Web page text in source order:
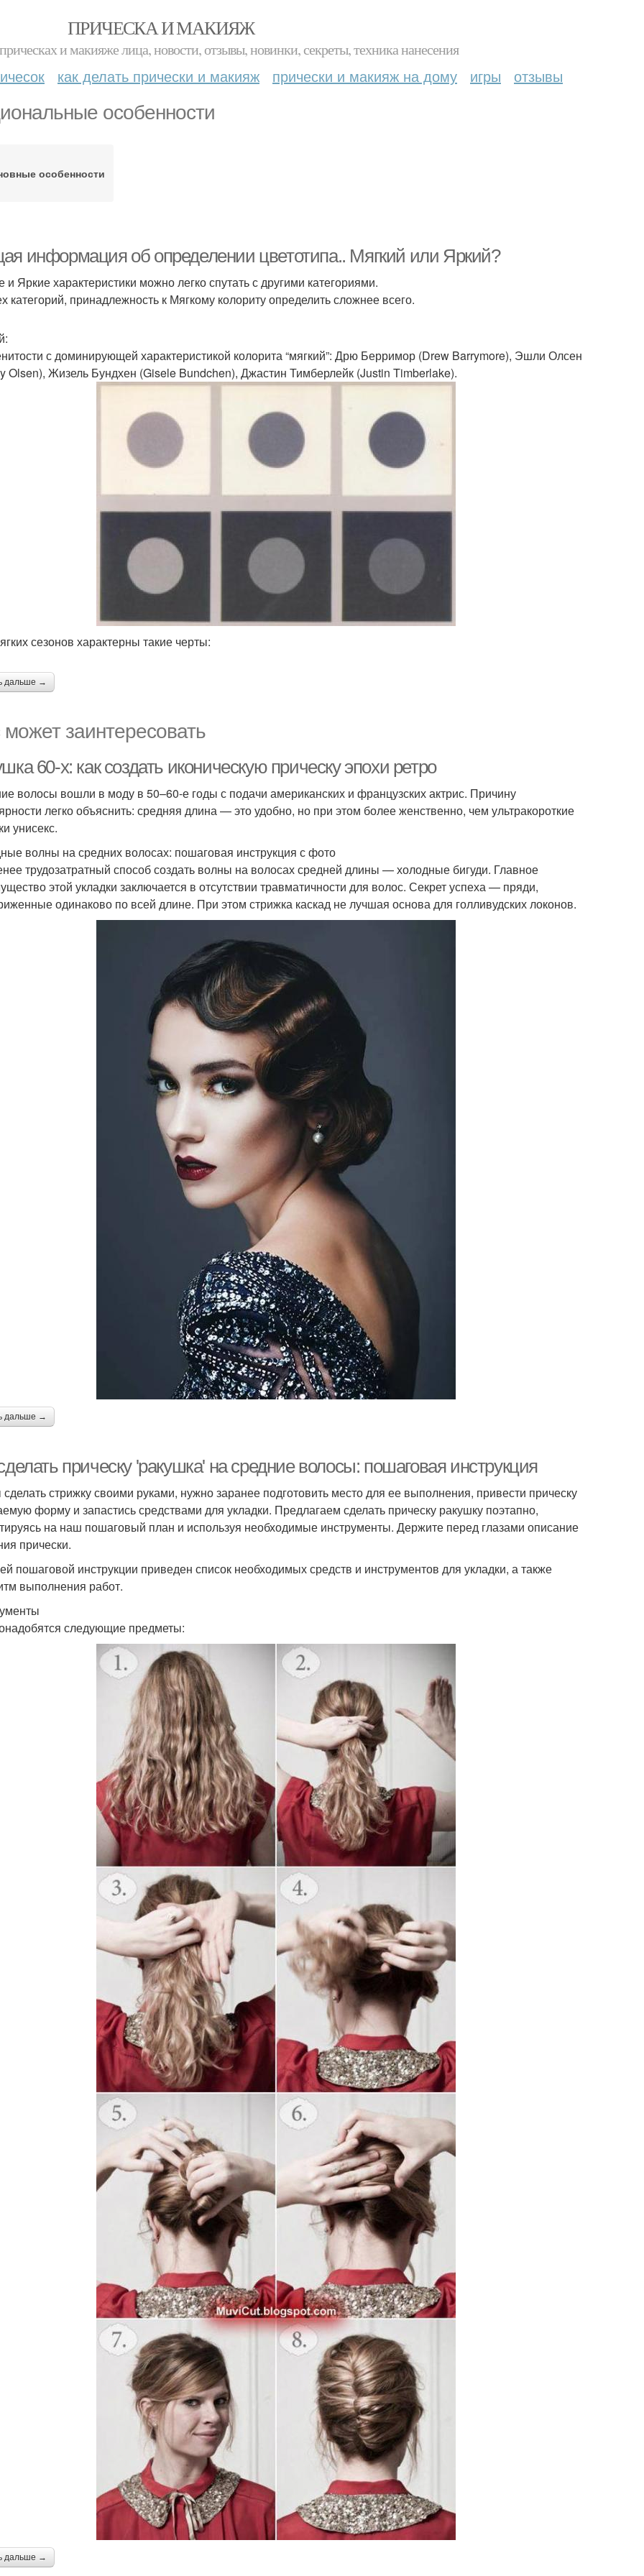
ПРИЧЕСКА И МАКИЯЖ
и макияже лица, новости, отзывы, новинки, секреты, техника нанесения
как делать прически и макияж прически и макияж на дому игры отзывы
особенности
особенности
информация об определении цветотипа.. Мягкий или Яркий?
и Яркие характеристики можно легко спутать с другими категориями.
категорий, принадлежность к Мягкому колориту определить сложнее всего.
с доминирующей характеристикой колорита “мягкий”: Дрю Берримор (Drew Barrymore), Эшли Олсен
Olsen), Жизель Бундхен (Gisele Bundchen), Джастин Тимберлейк (Justin Timberlake).
сезонов характерны такие черты:
дальше →
заинтересовать
60-х: как создать иконическую прическу эпохи ретро
волосы вошли в моду в 50–60-е годы с подачи американских и французских актрис. Причину
легко объяснить: средняя длина — это удобно, но при этом более женственно, чем ультракороткие
унисекс.
волны на средних волосах: пошаговая инструкция с фото
трудозатратный способ создать волны на волосах средней длины — холодные бигуди. Главное
этой укладки заключается в отсутствии травматичности для волос. Секрет успеха — пряди,
одинаково по всей длине. При этом стрижка каскад не лучшая основа для голливудских локонов.
дальше →
прическу 'ракушка' на средние волосы: пошаговая инструкция
стрижку своими руками, нужно заранее подготовить место для ее выполнения, привести прическу
форму и запастись средствами для укладки. Предлагаем сделать прическу ракушку поэтапно,
на наш пошаговый план и используя необходимые инструменты. Держите перед глазами описание
прически.
пошаговой инструкции приведен список необходимых средств и инструментов для укладки, а также
выполнения работ.
следующие предметы:
дальше →